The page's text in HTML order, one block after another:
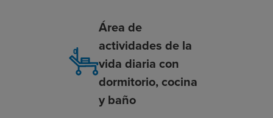
Área de
actividades de la
vida diaria con
dormitorio, cocina
y baño